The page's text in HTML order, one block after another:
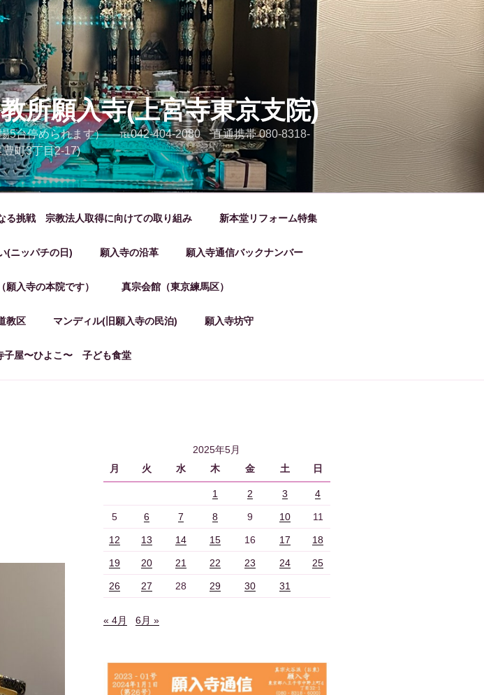
所願入寺(上宮寺東京支院)
5台停められます） ℡042-404-2080 直通携帯 080-8318-
町3丁目2-17)
る挑戦 宗教法人取得に向けての取り組み 新本堂リフォーム特集
(ニッパチの日) 願入寺の沿革 願入寺通信バックナンバー
願入寺の本院です） 真宗会館（東京練馬区）
教区 マンディル(旧願入寺の民泊) 願入寺坊守
子屋〜ひよこ〜 子ども食堂
2025年5月
月
火 水 木 金 土 日
1 2 3 4
5 6 7 8 9 10 11
12 13 14 15 16 17 18
19 20 21 22 23 24 25
26 27 28 29 30 31
« 4月 6月 »